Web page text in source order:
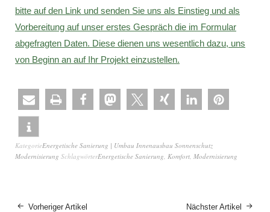
bitte auf den Link und senden Sie uns als Einstieg und als
Vorbereitung auf unser erstes Gespräch die im Formular
abgefragten Daten. Diese dienen uns wesentlich dazu, uns
von Beginn an auf Ihr Projekt einzustellen.
KategorieEnergetische Sanierung | Umbau Innenausbau Sonnenschutz
Modernisierung SchlagwörterEnergetische Sanierung, Komfort, Modernisierung
Vorheriger Artikel Nächster Artikel